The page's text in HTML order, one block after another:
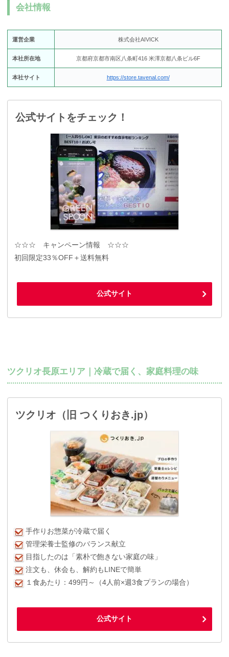
会社情報
運営企業 株式会社AIVICK
本社所在地 京都府京都市南区八条町416 米澤京都八条ビル6F
本社サイト https://store.tavenal.com/
公式サイトをチェック！
☆☆☆ キャンペーン情報 ☆☆☆
初回限定33％OFF＋送料無料
公式サイト
ツクリオ長原エリア｜冷蔵で届く、家庭料理の味
ツクリオ（旧 つくりおき.jp）
手作りお惣菜が冷蔵で届く
管理栄養士監修のバランス献立
目指したのは「素朴で飽きない家庭の味」
注文も、休会も、解約もLINEで簡単
１食あたり：499円～（4人前×週3食プランの場合）
公式サイト